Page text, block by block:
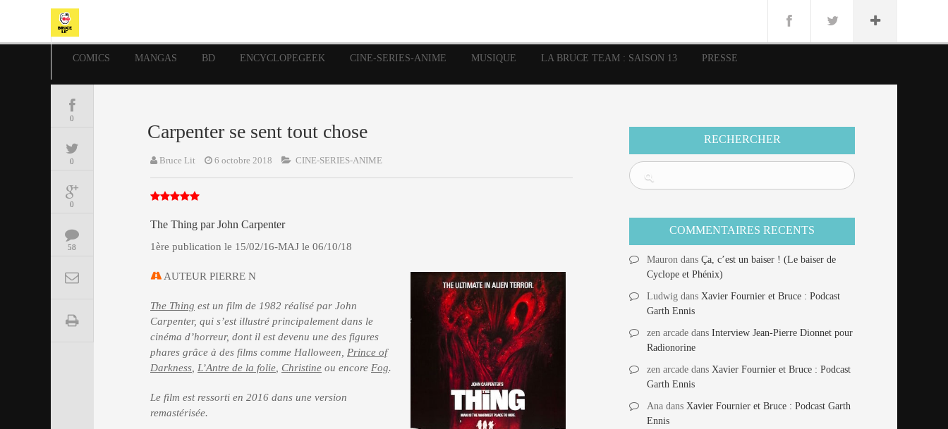
COMICS MANGAS BD ENCYCLOPEGEEK CINE-SERIES-ANIME MUSIQUE LA BRUCE TEAM : SAISON 13 PRESSE
0
0
0
58
Carpenter se sent tout chose
Bruce Lit 6 octobre 2018 CINE-SERIES-ANIME
The Thing par John Carpenter
1ère publication le 15/02/16-MAJ le 06/10/18
AUTEUR PIERRE N
The Thing est un film de 1982 réalisé par John
Carpenter, qui s’est illustré principalement dans le
cinéma d’horreur, dont il est devenu une des figures
phares grâce à des films comme Halloween, Prince of
Darkness L’Antre de la folie Christine ou encore Fog.
Le film est ressorti en 2016 dans une version
remastérisée.
RECHERCHER
COMMENTAIRES RECENTS
Mauron dansÇa, c’est un baiser ! (Le baiser de
Cyclope et Phénix)
Ludwig dansXavier Fournier et Bruce : Podcast
Garth Ennis
zen arcade dansInterview Jean-Pierre Dionnet pour
Radionorine
zen arcade dansXavier Fournier et Bruce : Podcast
Garth Ennis
Ana dansXavier Fournier et Bruce : Podcast Garth
Ennis
Mangas Marvel Mattie boy Musique
Panini Présence
Punisher Rock Semic Special Guest Spidey Superman